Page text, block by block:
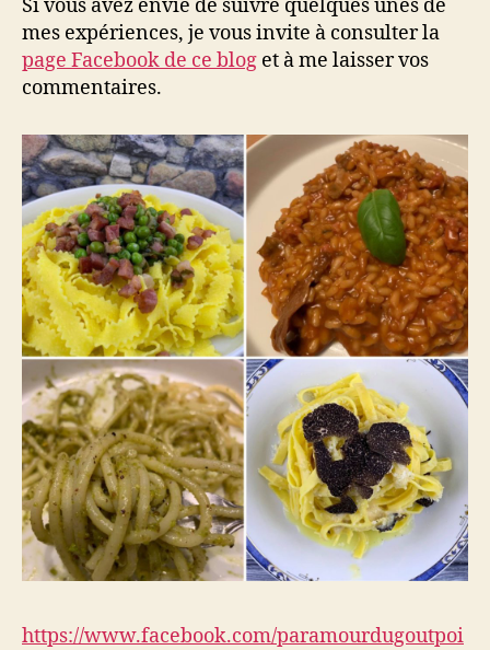
Si vous avez envie de suivre quelques unes de
mes expériences, je vous invite à consulter la
page Facebook de ce blog et à me laisser vos
commentaires.
https://www.facebook.com/paramourdugoutpoi